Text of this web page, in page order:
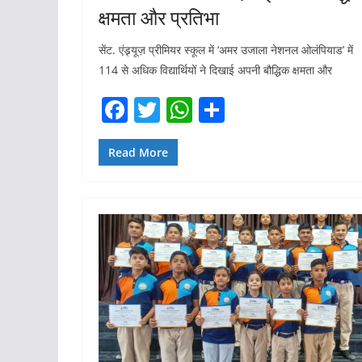
क्षमता और प्रतिभा
सेंट. एंड्र्यूज़ प्रीमियर स्कूल में ‘अमर उजाला नेशनल ओलंपियाड’ में
114 से अधिक विद्यार्थियों ने दिखाई अपनी बौद्धिक क्षमता और
F
a
c
b
o
o
k
T
w
itt
W
A
p
p
Read More